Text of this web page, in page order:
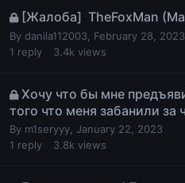
[Жалоба] TheFoxMan
By danila112003 February 28, 2023
1 reply 3.4k views
Хочу что бы мне
того что меня забанили за
By m1seryyy January 22, 2023
1 reply 3.8k views